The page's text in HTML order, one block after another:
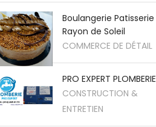
Boulangerie Patisserie
Rayon de Soleil
COMMERCE DE DÉTAIL
PRO EXPERT PLOMBERIE
CONSTRUCTION &
ENTRETIEN